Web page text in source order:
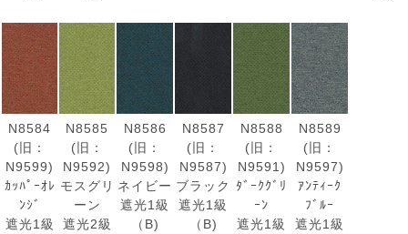
N8584
(旧：
N9599)
ｶｯﾊﾟｰｵﾚ
ﾝｼﾞ
遮光1級
N8585
(旧：
N9592)
モスグリ
ーン
遮光2級
N8586
(旧：
N9598)
ネイビー
遮光1級
（B)
N8587
(旧：
N9587)
ブラック
遮光1級
（B)
N8588
(旧：
N9591)
ﾀﾞｰｸｸﾞﾘ
ｰﾝ
遮光1級
N8589
(旧：
N9597)
ｱﾝﾃｨｰｸ
ﾌﾞﾙｰ
遮光1級